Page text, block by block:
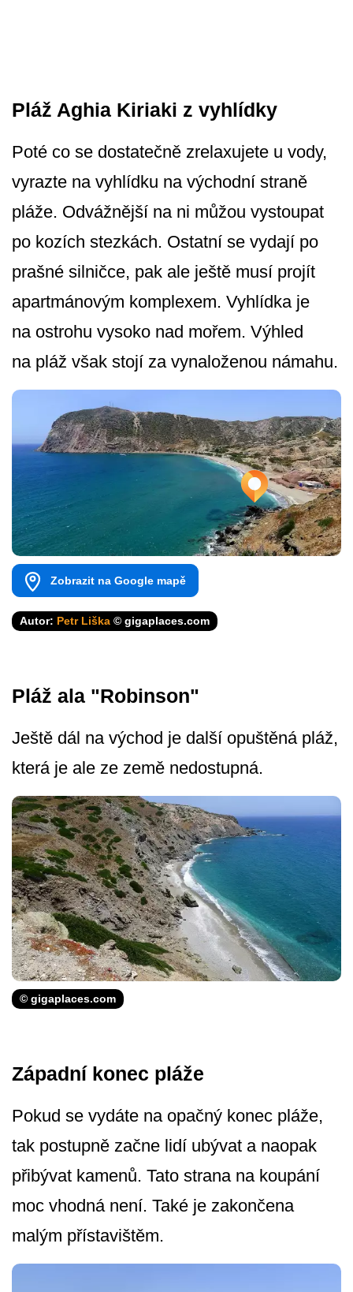
Pláž Aghia Kiriaki z vyhlídky
Poté co se dostatečně zrelaxujete u vody,
vyrazte na vyhlídku na východní straně
pláže. Odvážnější na ni můžou vystoupat
po kozích stezkách. Ostatní se vydají po
prašné silničce, pak ale ještě musí projít
apartmánovým komplexem. Vyhlídka je
na ostrohu vysoko nad mořem. Výhled
na pláž však stojí za vynaloženou námahu.
Zobrazit na Google mapě
Autor: Petr Liška © gigaplaces.com
Pláž ala "Robinson"
Ještě dál na východ je další opuštěná pláž,
která je ale ze země nedostupná.
© gigaplaces.com
Západní konec pláže
Pokud se vydáte na opačný konec pláže,
tak postupně začne lidí ubývat a naopak
přibývat kamenů. Tato strana na koupání
moc vhodná není. Také je zakončena
malým přístavištěm.